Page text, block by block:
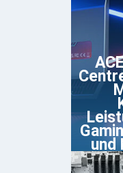
und